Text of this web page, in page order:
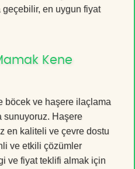
geçebilir, en uygun fiyat
Kene
böcek ve haşere ilaçlama
sunuyoruz. Haşere
en kaliteli ve çevre dostu
ve etkili çözümler
ve fiyat teklifi almak için